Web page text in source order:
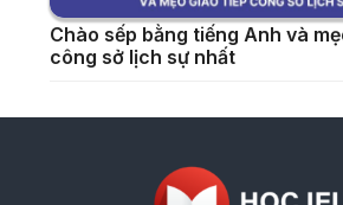
Chào sếp bằng tiếng Anh và
công sở lịch sự nhất